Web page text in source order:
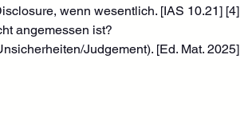
wenn wesentlich. [IAS 10.21] [4]
angemessen ist?
Judgement). [Ed. Mat. 2025]